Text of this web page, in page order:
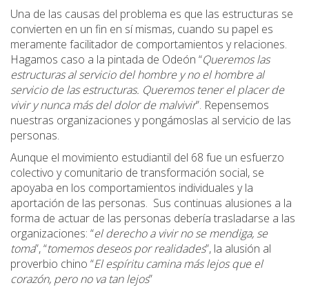
Una de las causas del problema es que las estructuras se
convierten en un fin en sí mismas, cuando su papel es
meramente facilitador de comportamientos y relaciones.
Hagamos caso a la pintada de Odeón “Queremos las
estructuras al servicio del hombre y no el hombre al
servicio de las estructuras. Queremos tener el placer de
vivir y nunca más del dolor de malvivir”. Repensemos
nuestras organizaciones y pongámoslas al servicio de las
personas.
Aunque el movimiento estudiantil del 68 fue un esfuerzo
colectivo y comunitario de transformación social, se
apoyaba en los comportamientos individuales y la
aportación de las personas. Sus continuas alusiones a la
forma de actuar de las personas debería trasladarse a las
organizaciones: “el derecho a vivir no se mendiga, se
toma”, “tomemos deseos por realidades”, la alusión al
proverbio chino “El espíritu camina más lejos que el
corazón, pero no va tan lejos”